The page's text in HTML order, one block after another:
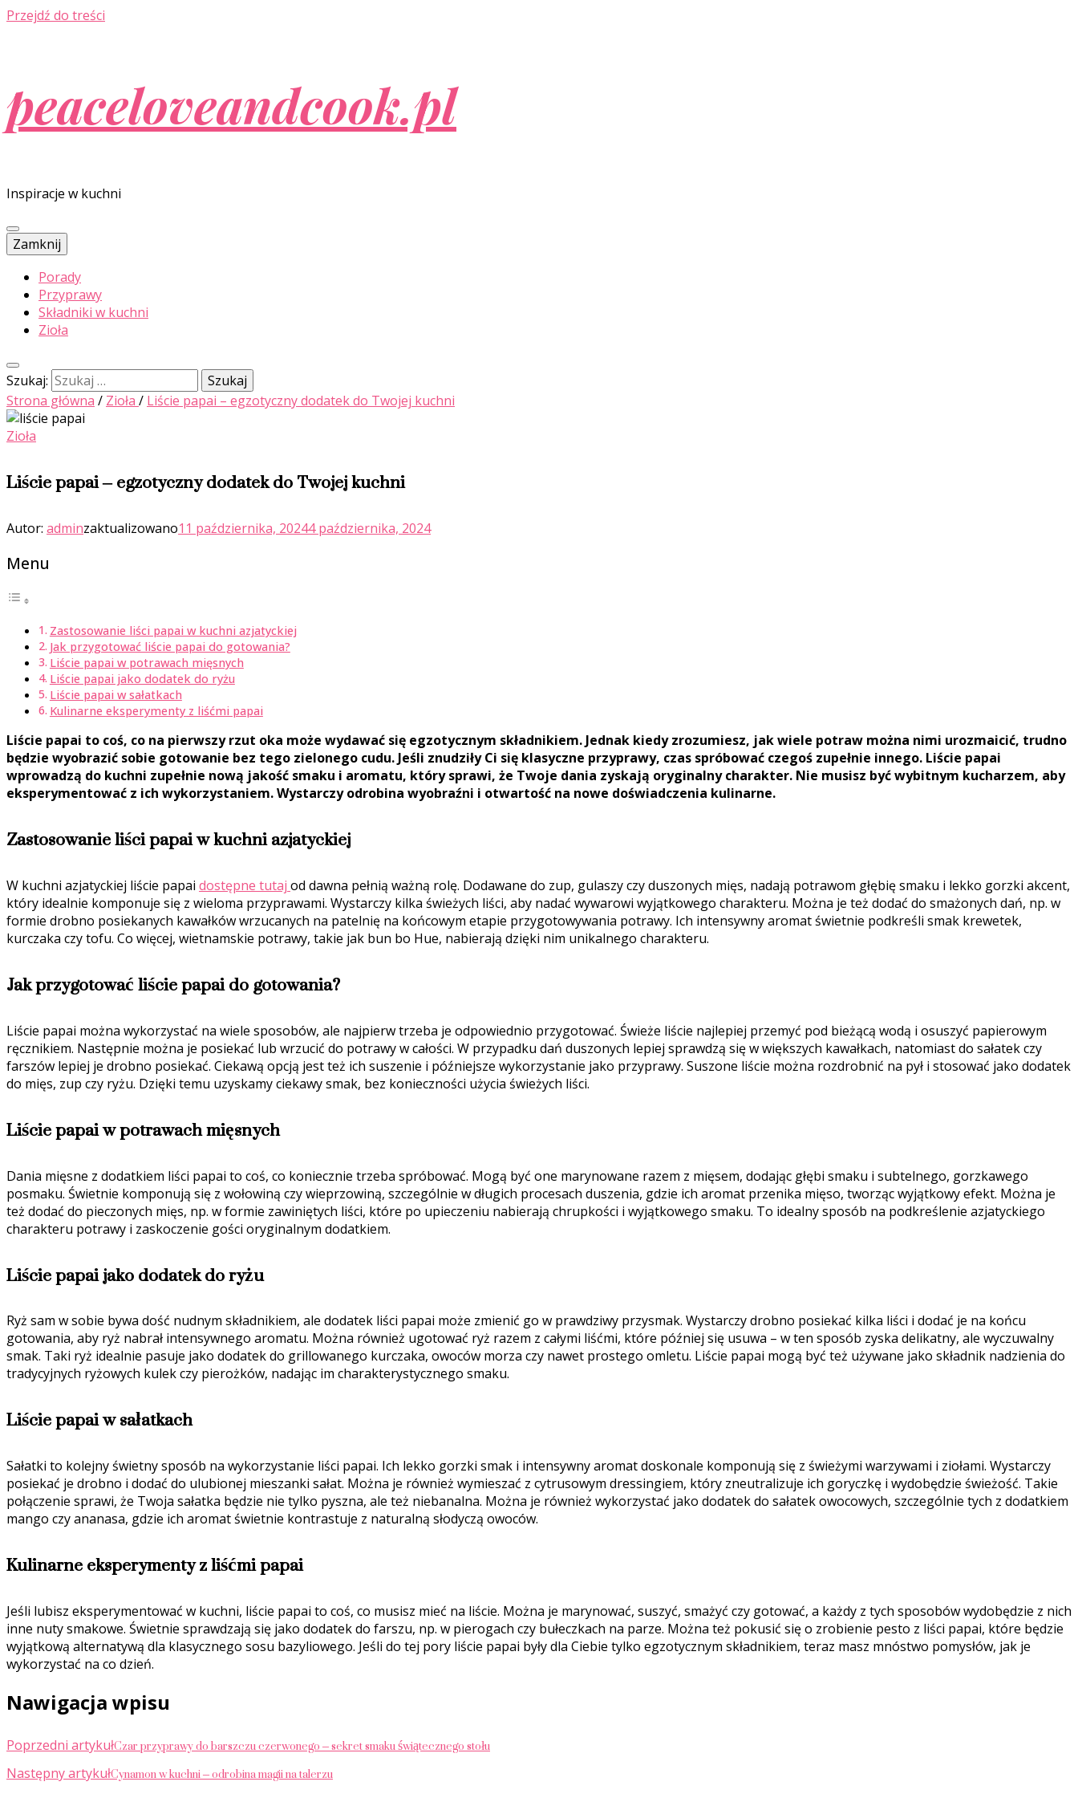
Przejdź do treści
peaceloveandcook.pl
Inspiracje w kuchni
Zamknij
Porady
Przyprawy
Składniki w kuchni
Zioła
Szukaj:
Strona główna / Zioła / Liście papai – egzotyczny dodatek do Twojej kuchni
Zioła
Liście papai – egzotyczny dodatek do Twojej kuchni
Autor: adminzaktualizowano11 października, 20244 października, 2024
Menu
Zastosowanie liści papai w kuchni azjatyckiej
Jak przygotować liście papai do gotowania?
Liście papai w potrawach mięsnych
Liście papai jako dodatek do ryżu
Liście papai w sałatkach
Kulinarne eksperymenty z liśćmi papai
Liście papai to coś, co na pierwszy rzut oka może wydawać się egzotycznym składnikiem. Jednak kiedy zrozumiesz, jak wiele potraw można nimi urozmaicić, trudno
będzie wyobrazić sobie gotowanie bez tego zielonego cudu. Jeśli znudziły Ci się klasyczne przyprawy, czas spróbować czegoś zupełnie innego. Liście papai
wprowadzą do kuchni zupełnie nową jakość smaku i aromatu, który sprawi, że Twoje dania zyskają oryginalny charakter. Nie musisz być wybitnym kucharzem, aby
eksperymentować z ich wykorzystaniem. Wystarczy odrobina wyobraźni i otwartość na nowe doświadczenia kulinarne.
Zastosowanie liści papai w kuchni azjatyckiej
W kuchni azjatyckiej liście papai dostępne tutaj od dawna pełnią ważną rolę. Dodawane do zup, gulaszy czy duszonych mięs, nadają potrawom głębię smaku i lekko gorzki akcent,
który idealnie komponuje się z wieloma przyprawami. Wystarczy kilka świeżych liści, aby nadać wywarowi wyjątkowego charakteru. Można je też dodać do smażonych dań, np. w
formie drobno posiekanych kawałków wrzucanych na patelnię na końcowym etapie przygotowywania potrawy. Ich intensywny aromat świetnie podkreśli smak krewetek,
kurczaka czy tofu. Co więcej, wietnamskie potrawy, takie jak bun bo Hue, nabierają dzięki nim unikalnego charakteru.
Jak przygotować liście papai do gotowania?
Liście papai można wykorzystać na wiele sposobów, ale najpierw trzeba je odpowiednio przygotować. Świeże liście najlepiej przemyć pod bieżącą wodą i osuszyć papierowym
ręcznikiem. Następnie można je posiekać lub wrzucić do potrawy w całości. W przypadku dań duszonych lepiej sprawdzą się w większych kawałkach, natomiast do sałatek czy
farszów lepiej je drobno posiekać. Ciekawą opcją jest też ich suszenie i późniejsze wykorzystanie jako przyprawy. Suszone liście można rozdrobnić na pył i stosować jako dodatek
do mięs, zup czy ryżu. Dzięki temu uzyskamy ciekawy smak, bez konieczności użycia świeżych liści.
Liście papai w potrawach mięsnych
Dania mięsne z dodatkiem liści papai to coś, co koniecznie trzeba spróbować. Mogą być one marynowane razem z mięsem, dodając głębi smaku i subtelnego, gorzkawego
posmaku. Świetnie komponują się z wołowiną czy wieprzowiną, szczególnie w długich procesach duszenia, gdzie ich aromat przenika mięso, tworząc wyjątkowy efekt. Można je
też dodać do pieczonych mięs, np. w formie zawiniętych liści, które po upieczeniu nabierają chrupkości i wyjątkowego smaku. To idealny sposób na podkreślenie azjatyckiego
charakteru potrawy i zaskoczenie gości oryginalnym dodatkiem.
Liście papai jako dodatek do ryżu
Ryż sam w sobie bywa dość nudnym składnikiem, ale dodatek liści papai może zmienić go w prawdziwy przysmak. Wystarczy drobno posiekać kilka liści i dodać je na końcu
gotowania, aby ryż nabrał intensywnego aromatu. Można również ugotować ryż razem z całymi liśćmi, które później się usuwa – w ten sposób zyska delikatny, ale wyczuwalny
smak. Taki ryż idealnie pasuje jako dodatek do grillowanego kurczaka, owoców morza czy nawet prostego omletu. Liście papai mogą być też używane jako składnik nadzienia do
tradycyjnych ryżowych kulek czy pierożków, nadając im charakterystycznego smaku.
Liście papai w sałatkach
Sałatki to kolejny świetny sposób na wykorzystanie liści papai. Ich lekko gorzki smak i intensywny aromat doskonale komponują się z świeżymi warzywami i ziołami. Wystarczy
posiekać je drobno i dodać do ulubionej mieszanki sałat. Można je również wymieszać z cytrusowym dressingiem, który zneutralizuje ich goryczkę i wydobędzie świeżość. Takie
połączenie sprawi, że Twoja sałatka będzie nie tylko pyszna, ale też niebanalna. Można je również wykorzystać jako dodatek do sałatek owocowych, szczególnie tych z dodatkiem
mango czy ananasa, gdzie ich aromat świetnie kontrastuje z naturalną słodyczą owoców.
Kulinarne eksperymenty z liśćmi papai
Jeśli lubisz eksperymentować w kuchni, liście papai to coś, co musisz mieć na liście. Można je marynować, suszyć, smażyć czy gotować, a każdy z tych sposobów wydobędzie z nich
inne nuty smakowe. Świetnie sprawdzają się jako dodatek do farszu, np. w pierogach czy bułeczkach na parze. Można też pokusić się o zrobienie pesto z liści papai, które będzie
wyjątkową alternatywą dla klasycznego sosu bazyliowego. Jeśli do tej pory liście papai były dla Ciebie tylko egzotycznym składnikiem, teraz masz mnóstwo pomysłów, jak je
wykorzystać na co dzień.
Nawigacja wpisu
Poprzedni artykułCzar przyprawy do barszczu czerwonego – sekret smaku świątecznego stołu
Następny artykułCynamon w kuchni – odrobina magii na talerzu